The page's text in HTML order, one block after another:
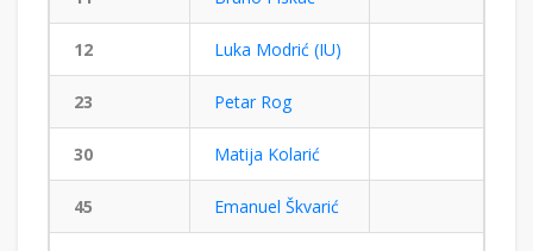
12 Luka Modrić (IU)
23 Petar Rog
30 Matija Kolarić
45 Emanuel Škvarić